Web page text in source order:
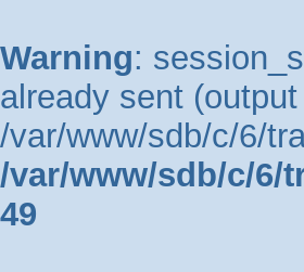
Warning:
already sent
/var/www/sdb/c/6/
/var/www/sdb/c/6/
49